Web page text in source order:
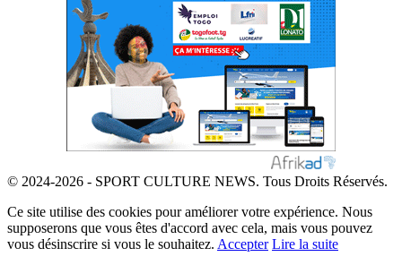
© 2024-2026 - SPORT CULTURE NEWS. Tous Droits Réservés.
Ce site utilise des cookies pour améliorer votre expérience. Nous
supposerons que vous êtes d'accord avec cela, mais vous pouvez
vous désinscrire si vous le souhaitez. Accepter Lire la suite